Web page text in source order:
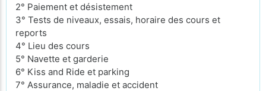
2° Paiement et désistement
3° Tests de niveaux, essais, horaire des cours et
reports
4° Lieu des cours
5° Navette et garderie
6° Kiss and Ride et parking
7° Assurance, maladie et accident